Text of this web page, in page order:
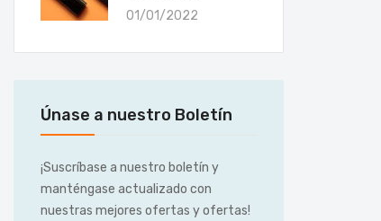
01/01/2022
Únase a nuestro Boletín
¡Suscríbase a nuestro boletín y
manténgase actualizado con
nuestras mejores ofertas y ofertas!